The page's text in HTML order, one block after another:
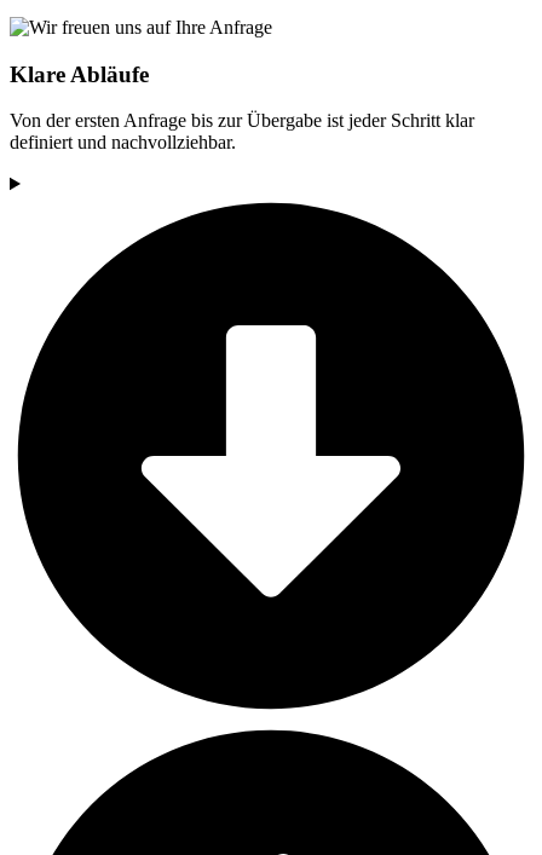
Klare Abläufe
Von der ersten Anfrage bis zur Übergabe ist jeder Schritt klar
definiert und nachvollziehbar.